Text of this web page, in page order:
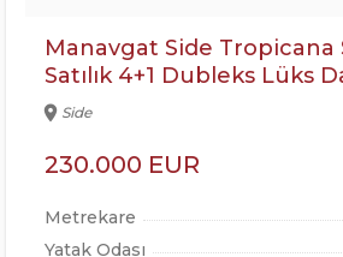
Manavgat Side Tropicana
Satılık 4+1 Dubleks Lüks
location_on Side
230.000 EUR
Metrekare
Yatak Odası